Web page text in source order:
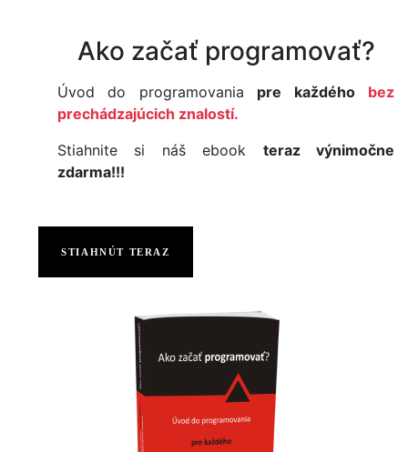
Ako začať programovať?
Úvod do programovania pre každého
bez
prechádzajúcich znalostí.
Stiahnite si náš ebook teraz výnimočne
zdarma!!!
STIAHNÚT TERAZ